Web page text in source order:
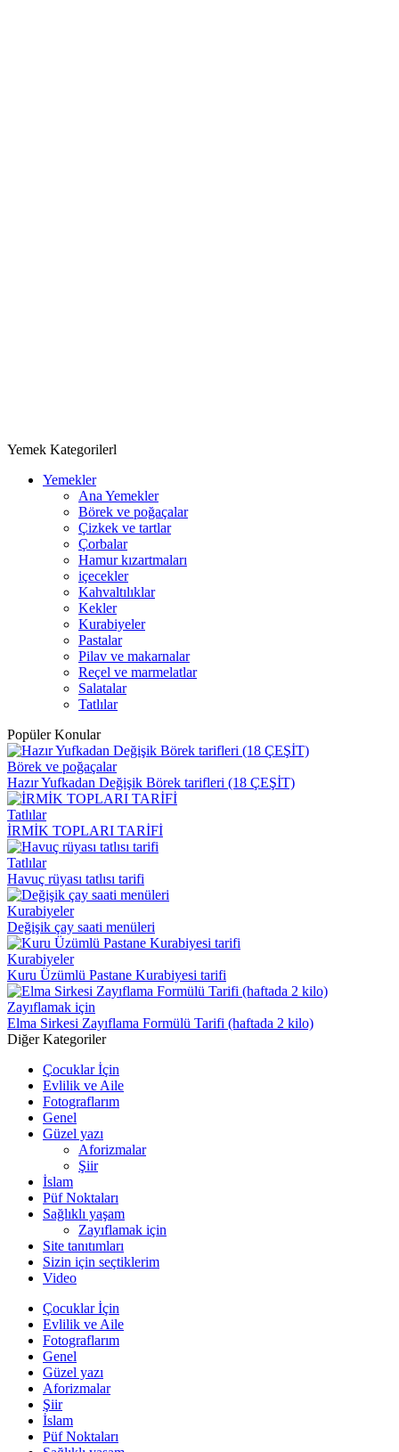
Yemek Kategorilerl
Yemekler
Ana Yemekler
Börek ve poğaçalar
Çizkek ve tartlar
Çorbalar
Hamur kızartmaları
içecekler
Kahvaltılıklar
Kekler
Kurabiyeler
Pastalar
Pilav ve makarnalar
Reçel ve marmelatlar
Salatalar
Tatlılar
Popüler Konular
Börek ve poğaçalar
Hazır Yufkadan Değişik Börek tarifleri (18 ÇEŞİT)
Tatlılar
İRMİK TOPLARI TARİFİ
Tatlılar
Havuç rüyası tatlısı tarifi
Kurabiyeler
Değişik çay saati menüleri
Kurabiyeler
Kuru Üzümlü Pastane Kurabiyesi tarifi
Zayıflamak için
Elma Sirkesi Zayıflama Formülü Tarifi (haftada 2 kilo)
Diğer Kategoriler
Çocuklar İçin
Evlilik ve Aile
Fotograflarım
Genel
Güzel yazı
Aforizmalar
Şiir
İslam
Püf Noktaları
Sağlıklı yaşam
Zayıflamak için
Site tanıtımları
Sizin için seçtiklerim
Video
Çocuklar İçin
Evlilik ve Aile
Fotograflarım
Genel
Güzel yazı
Aforizmalar
Şiir
İslam
Püf Noktaları